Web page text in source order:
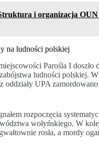
i organizacja
na ludności polskiej
Parośla I doszło
ludności polskiej.
oddziały UPA
rozpoczęcia
wołyńskiego. W
rosła, a mordy